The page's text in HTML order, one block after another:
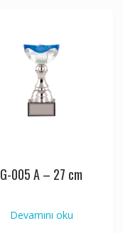
G-005 A – 27 cm
Devamını oku